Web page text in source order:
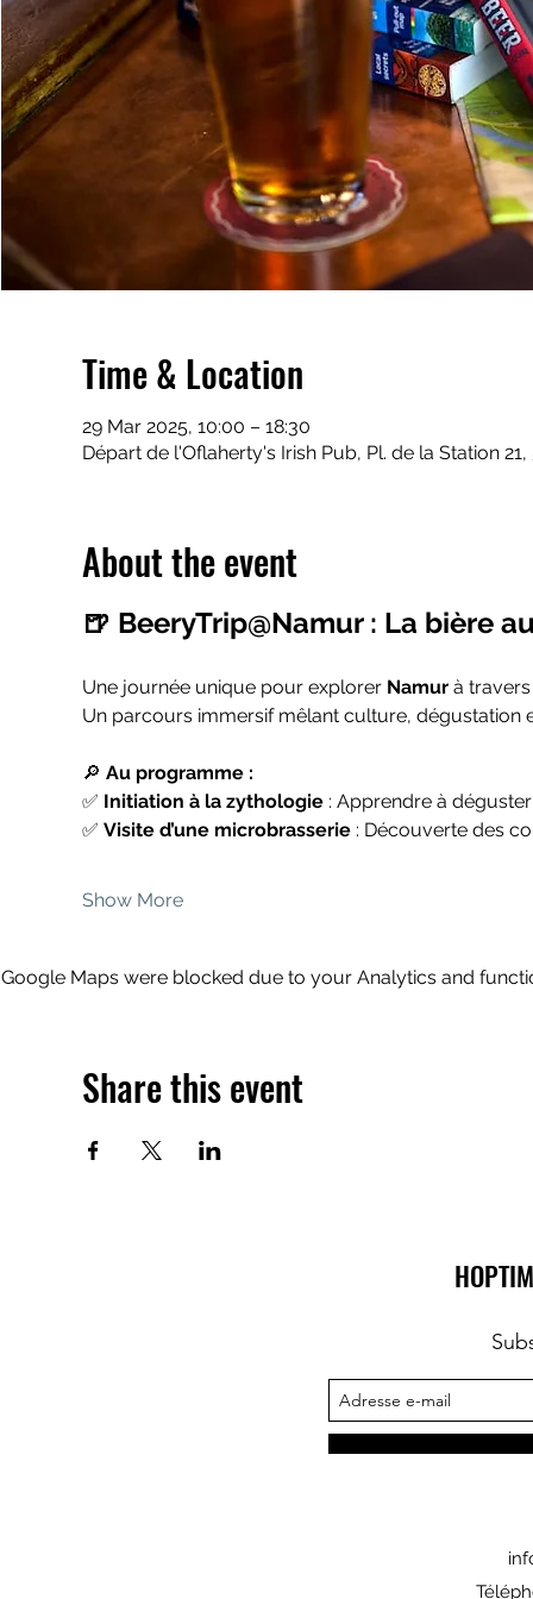
Time & Location
29 Mar 2025, 10:00 – 18:30
Départ de l'Oflaherty's Irish Pub, Pl. de la Station
About the event
🍺 BeeryTrip@Namur : La bière
Une journée unique pour explorer Namur à travers
Un parcours immersif mêlant culture, dégustation
🔎 Au programme :
✅ Initiation à la zythologie : Apprendre à
✅ Visite d’une microbrasserie : Découverte des
Show More
Google Maps were blocked due to your Analytics and
Share this event